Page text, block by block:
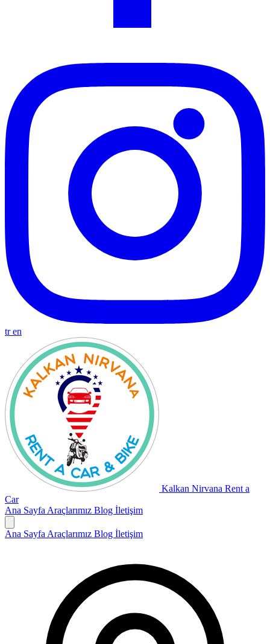
tren
Kalkan Nirvana Rent a
Car
Ana Sayfa Araçlarımız Blog İletişim
Ana Sayfa Araçlarımız Blog İletişim